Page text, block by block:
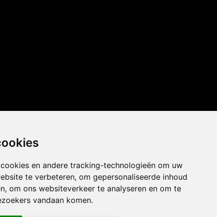
en andere tracking-technologieën om uw
te verbeteren, om gepersonaliseerde inhoud
om ons websiteverkeer te analyseren en om te
vandaan komen.